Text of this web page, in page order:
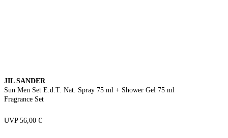
JIL SANDER
Sun Men Set E.d.T. Nat. Spray 75 ml + Shower Gel 75 ml
Fragrance Set
UVP 56,00 €